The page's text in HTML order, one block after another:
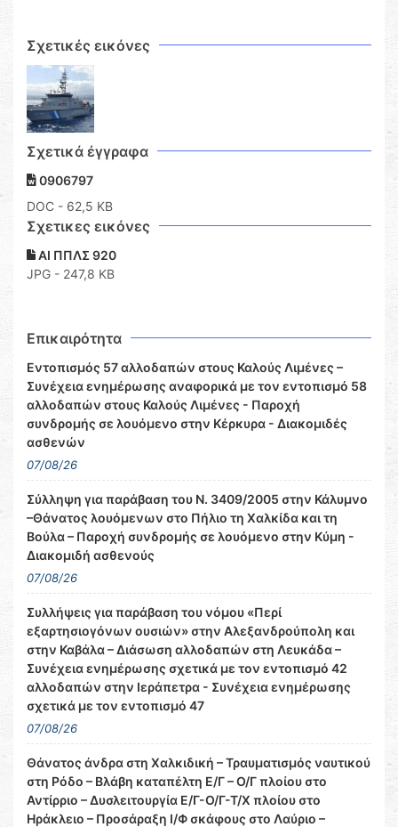
Σχετικές εικόνες
Σχετικά έγγραφα
0906797
DOC - 62,5 KB
Σχετικες εικόνες
ΑΙ ΠΠΛΣ 920
JPG - 247,8 KB
Επικαιρότητα
Εντοπισμός 57 αλλοδαπών στους Καλούς Λιμένες –
Συνέχεια ενημέρωσης αναφορικά με τον εντοπισμό 58
αλλοδαπών στους Καλούς Λιμένες - Παροχή
συνδρομής σε λουόμενο στην Κέρκυρα - Διακομιδές
ασθενών
07/08/26
Σύλληψη για παράβαση του Ν. 3409/2005 στην Κάλυμνο
–Θάνατος λουόμενων στο Πήλιο τη Χαλκίδα και τη
Βούλα – Παροχή συνδρομής σε λουόμενο στην Κύμη -
Διακομιδή ασθενούς
07/08/26
Συλλήψεις για παράβαση του νόμου «Περί
εξαρτησιογόνων ουσιών» στην Αλεξανδρούπολη και
στην Καβάλα – Διάσωση αλλοδαπών στη Λευκάδα –
Συνέχεια ενημέρωσης σχετικά με τον εντοπισμό 42
αλλοδαπών στην Ιεράπετρα - Συνέχεια ενημέρωσης
σχετικά με τον εντοπισμό 47
07/08/26
Θάνατος άνδρα στη Χαλκιδική – Τραυματισμός ναυτικού
στη Ρόδο – Βλάβη καταπέλτη Ε/Γ – Ο/Γ πλοίου στο
Αντίρριο – Δυσλειτουργία Ε/Γ-Ο/Γ-Τ/Χ πλοίου στο
Ηράκλειο – Προσάραξη Ι/Φ σκάφους στο Λαύριο –